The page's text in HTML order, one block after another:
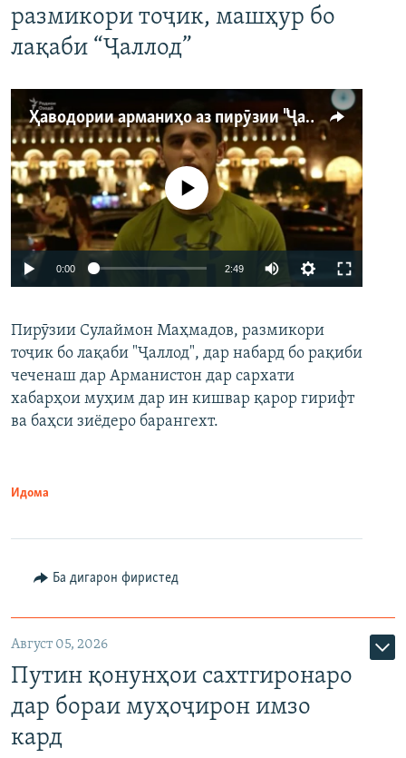
размикори тоҷик, машҳур бо
лақаби “Ҷаллод”
Ҳаводории арманиҳо аз пирӯзии "Ҷаллод"-и тоҷик
Auto 240p 360p 480p
720p 1080p
Феълан кор намекунад
0:00 2:49
360p
480p
Пирӯзии Сулаймон Маҳмадов, размикори
тоҷик бо лақаби "Ҷаллод", дар набард бо рақиби
чеченаш дар Арманистон дар сархати
хабарҳои муҳим дар ин кишвар қарор гирифт
ва баҳси зиёдеро барангехт.
Идома
Ба дигарон фиристед
Август 05, 2026
Путин қонунҳои сахтгиронаро
дар бораи муҳоҷирон имзо
кард